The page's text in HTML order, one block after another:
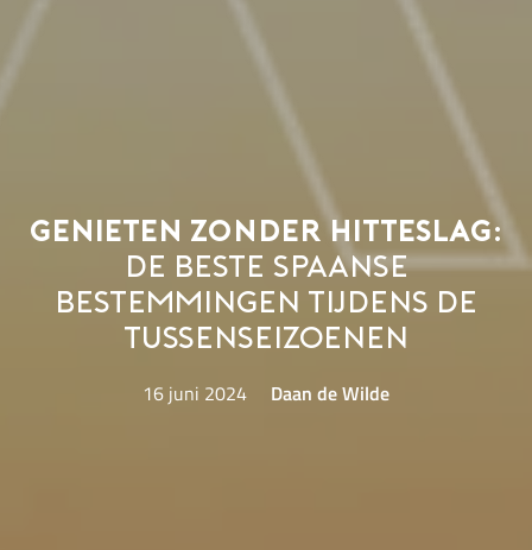
Genieten zonder hitteslag:
de beste Spaanse
bestemmingen tijdens de
tussenseizoenen
16 juni 2024 Daan de Wilde